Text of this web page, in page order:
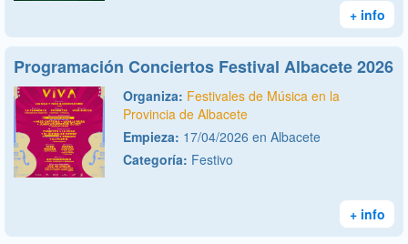
+ info
Programación Conciertos Festival Albacete 2026
Organiza: Festivales de Música en la
Provincia de Albacete
Empieza: 17/04/2026 en Albacete
Categoría: Festivo
+ info